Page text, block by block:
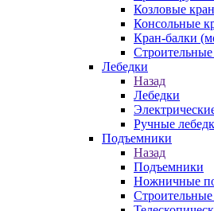
Козловые
Консольные
Кран-балки
Лебедки
Назад
Лебедки
Ручные
Подъемники
Назад
Подъемники
Ножничные